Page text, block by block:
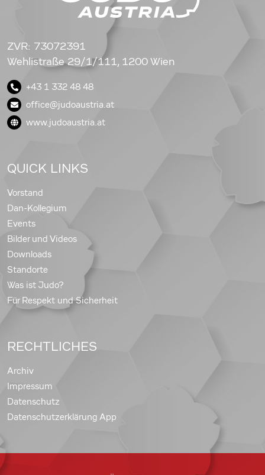
ZVR: 73072391
Wehlistraße 29/1/111, 1200 Wien
+43 1 332 48 48
office@judoaustria.at
www.judoaustria.at
QUICK LINKS
Vorstand
Dan-Kollegium
Events
Bilder und Videos
Downloads
Standorte
Was ist Judo?
Für Respekt und Sicherheit
RECHTLICHES
Archiv
Impressum
Datenschutz
Datenschutzerklärung App